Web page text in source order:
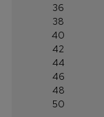
36
38
40
42
44
46
48
50